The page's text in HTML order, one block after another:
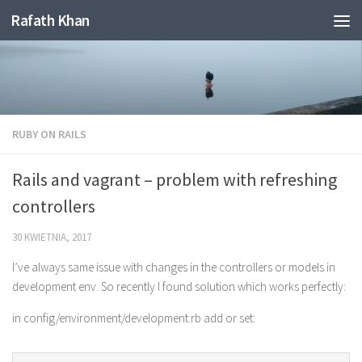
Skip to content
Rafath Khan
RUBY ON RAILS
Rails and vagrant – problem with refreshing
controllers
30 KWIETNIA, 2017
I’ve always same issue with changes in the controllers or models in
development env. So recently I found solution which works perfectly:
in config/environment/development.rb add or set: